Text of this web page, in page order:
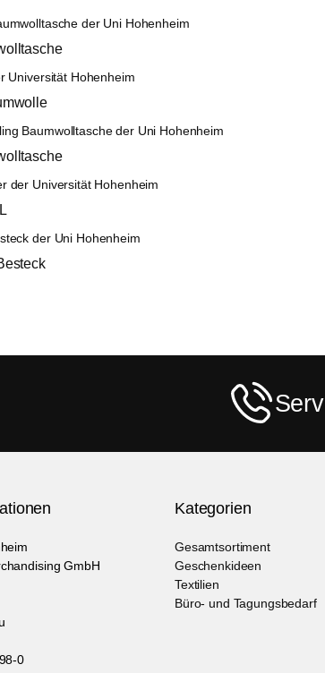
GmbH
0
Kategorien
Gesamtsortiment
Geschenkideen
Textilien
Büro- und Tagungsbedarf